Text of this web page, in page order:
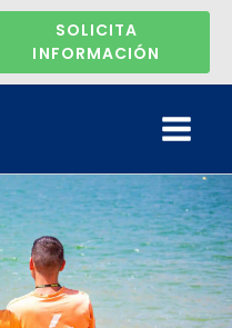
SOLICITA
INFORMACIÓN